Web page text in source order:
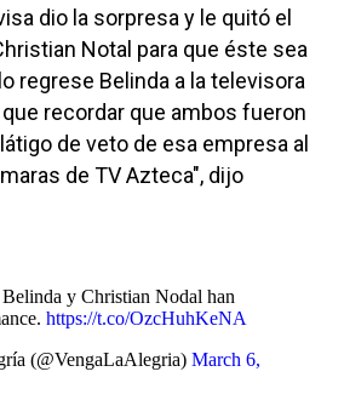
dio la sorpresa y le quitó el
Notal para que éste sea
regrese Belinda a la televisora
que recordar que ambos fueron
de veto de esa empresa al
de TV Azteca", dijo
y Christian Nodal han
https://t.co/OzcHuhKeNA
(@VengaLaAlegria) March 6,